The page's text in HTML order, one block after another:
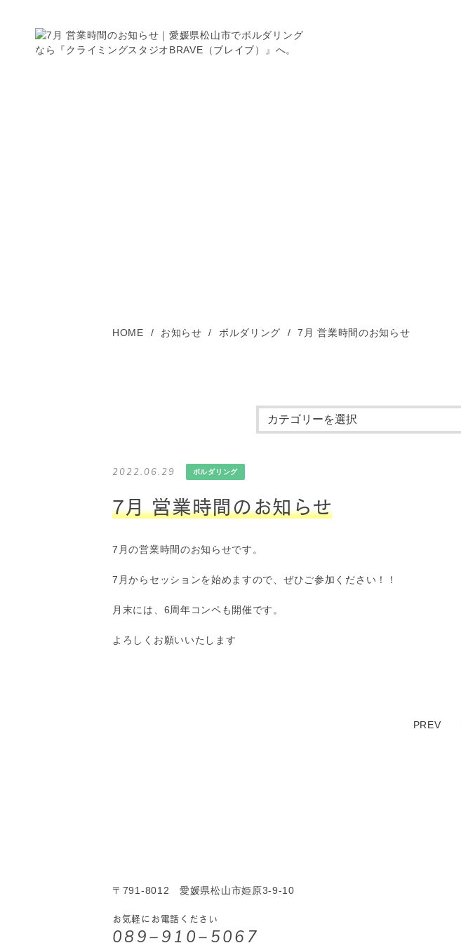
HOME お知らせ ボルダリング 7月 営業時間のお知らせ
2022.06.29 ボルダリング
7月 営業時間のお知らせ
7月の営業時間のお知らせです。
7月からセッションを始めますので、ぜひご参加ください！！
月末には、6周年コンペも開催です。
よろしくお願いいたします
PREV
〒791-8012 愛媛県松山市姫原3-9-10
お気軽にお電話ください
089−910−5067